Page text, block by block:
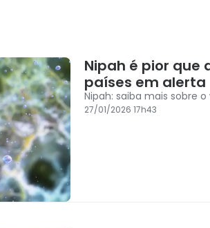
Nipah é pior que
países em alerta
Nipah: saiba mais sobre
27/01/2026 17h43